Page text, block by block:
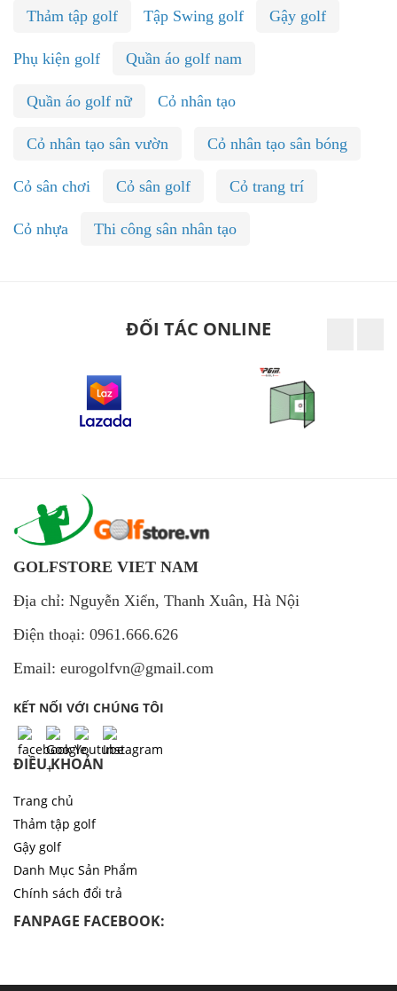
Thảm tập golf Tập Swing golf Gậy golf
Phụ kiện golf Quần áo golf nam
Quần áo golf nữ Cỏ nhân tạo
Cỏ nhân tạo sân vườn Cỏ nhân tạo sân bóng
Cỏ sân chơi Cỏ sân golf Cỏ trang trí
Cỏ nhựa Thi công sân nhân tạo
ĐỐI TÁC ONLINE
GOLFSTORE VIET NAM
Địa chỉ: Nguyễn Xiển, Thanh Xuân, Hà Nội
Điện thoại: 0961.666.626
Email: eurogolfvn@gmail.com
KẾT NỐI VỚI CHÚNG TÔI
ĐIỀU KHOẢN
Trang chủ
Thảm tập golf
Gậy golf
Danh Mục Sản Phẩm
Chính sách đổi trả
FANPAGE FACEBOOK: